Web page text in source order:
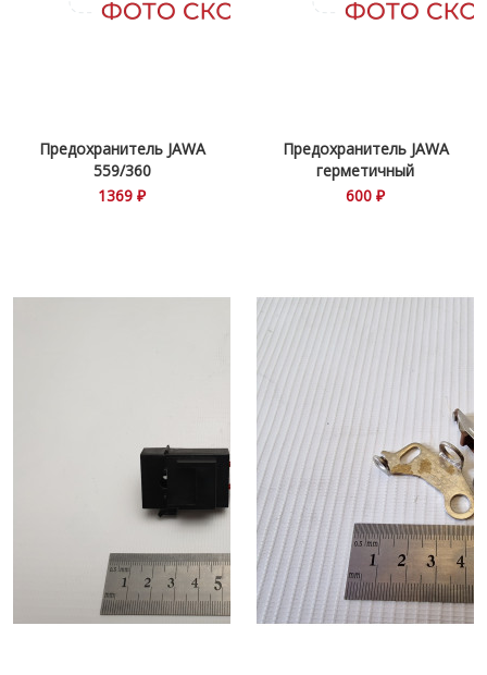
Предохранитель JAWA
559/360
1369 ₽
Предохранитель JAWA
герметичный
600 ₽